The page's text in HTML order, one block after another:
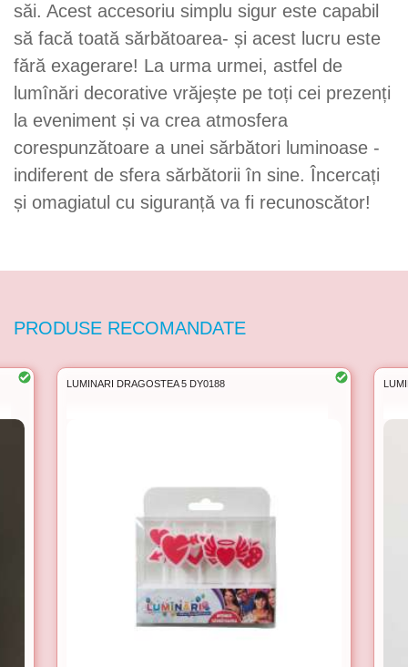
săi. Acest accesoriu simplu sigur este capabil
să facă toată sărbătoarea- și acest lucru este
fără exagerare! La urma urmei, astfel de
lumînări decorative vrăjește pe toți cei prezenți
la eveniment și va crea atmosfera
corespunzătoare a unei sărbători luminoase -
indiferent de sfera sărbătorii în sine. Încercați
și omagiatul cu siguranță va fi recunoscător!
PRODUSE RECOMANDATE
LUMINARI DRAGOSTEA 5 DY0188